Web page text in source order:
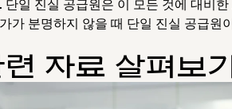
단일 진실 공급원은 이 모든 것에 대비
가 분명하지 않을 때 단일 진실 공급원
자료 살펴보